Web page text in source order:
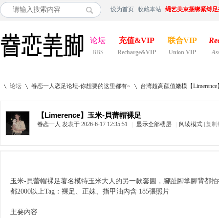
设为首页 收藏本站 绳艺美束捆绑紧缚
论坛
BBS
充值&VIP
Recharge&VIP
联合VIP
Union VIP
论坛
›
眷恋一人恋足论坛-你想要的这里都有~
›
台湾超高颜值嫩模【
【Limerence】玉米-貝蕾帽裸足
眷恋一人 发表于 2026-6-17 12:35:51 显示全部楼层 阅读模式 [复
玉米-貝蕾帽裸足著名模特玉米大人的另一款套圖，腳趾腳掌腳背都
都2000以上Tag：裸足、正妹、指甲油內含 185張照片
主要內容